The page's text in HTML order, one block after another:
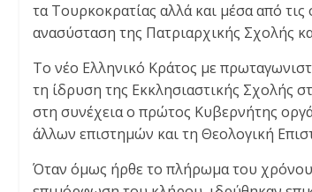
τα Τουρκοκρατίας αλλά και μέσα από
ανασύσταση της Πατριαρχικής Σχολής
Το νέο Ελληνικό Κράτος με
τη ίδρυση της Εκκλησιαστικής Σχολής
στη συνέχεια ο πρώτος Κυβερνήτης
άλλων επιστημών και τη Θεολογική
Όταν όμως ήρθε το πλήρωμα του χρόνου